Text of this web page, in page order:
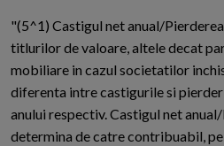
"(5^1) Castigul net anual/
titlurilor de valoare, altele decat
mobiliare in cazul societatilor
diferenta intre castigurile si
anului respectiv. Castigul net
determina de catre contribuabil,